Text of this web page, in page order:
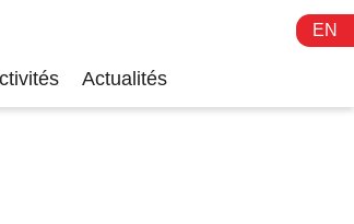
EN
Actualités